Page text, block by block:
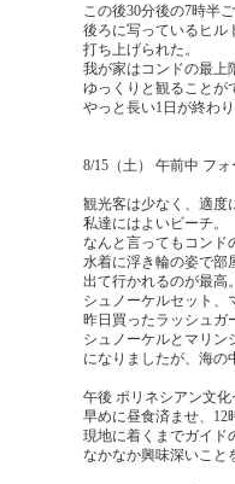
この後30分後の7時半
後ろに写っているヒル
打ち上げられた。
我が家はコンドの最上
ゆっくりと観ることが
やっと長い1日が終わ
8/15（土） 午前中 フ
観光客は少なく、適度
私達にはよいビーチ。
なんと言ってもコンド
水着に浮き輪の姿で部
出て行かれるのが最高。
シュノーケルセット、
昨日買ったラッシュガ
シュノーケルとマリン
になりましたが、海の
午後 ポリネシアン文化
早めに昼食済ませ、12
現地に着くまでガイド
なかなか興味深いこと